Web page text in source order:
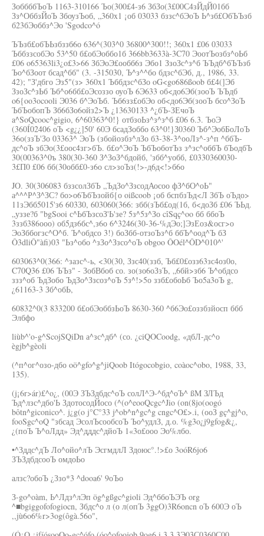
ЗоббббЪоЪ 1163-310166 Ъо(300£4-з6 ЗбЗо(3£00С4зЙдЙ01бб
Зз^ОббзЙоЪ ЗбоузЪоб, „360x1 ¡об 03033 бззс^бЭоЪ Ь^зб£ОбЪЪзб
б23бЭоббз^Эо 'Sgodco^ó
ЪЪзб£обЪЬзбззб6о 636^(303^0 36800^300!!; 360x1 £06 03033
ЪббззсобЭо 53^50 б£обЭоббо1б 366bb3633à-3C70 ЭоотЪозбз^оЬб
£06 o65363li3¿o£3>66 ЗбЭоЭ£ообб6з Эбо1 ЗзоЗс^з^б ЪЪдб^бЪЪзб
Ъо^бЗоот бсад^бб" (3. -315030, Ъ^з^^бо бдзс^бЭб, д., 1986, 33.
42); "З'дбго Эз5"(з> 360x1 Ъббдзс^бЗо oG<go686ßoob б£4(]Эб
ЗзоЗс^зЬб Ъб^о6бб£оЭсоззо оуоЪ 6Э633 об<до6Эб(зооЪ ЪЪдб
o6{oo3ocooli Э036 б^ЭоЪб. Ъб6зз£обЭо об<до6Эб(зооЪ бсо^ЗоЪ
ЪбЪобопЪ Зб6бЗо6ойз2>Ъ ¿13630133 ^¿бЪ-ЗЕчоЪ
a^SoQcooc^gigio, 6^60363^0!} отбзоЬз^з^з^б £06 6.3. ЪоЭ
(360Í02406 оЪ <g¿¿]50' 60Э бсадЗоббо 63^0!}З0360 Ъб^ЭобБоЛоЪ
36о(ззЪ'Зо 03363^ ЭоЪ (збойозбз^лЗо б3-38-3^ооЛз^-з^п ^ббЪ-
дс^оЪ збЭо(3£оос4зг>бЪ. б£о^ЭоЪ ЪбЪоботЪз з^зс^оббЪ бЪодбЪ
30(00363^0ъ 380(30-360 З^ЗоЗ^бдойб, 'збб^уобб, £0330360030-
3£П0 £06 бб(30обб£0-з6о сл>зоЪз(!>-д6д<!>б6о
JO. 30(306083 бззсолЗбЪ „ЪдЗо^ЗзсодАосоо фЗ^бО^оЬ"
а^^^Р^З^ЗС? бо>о6ЪбЪзойб{о oißcoob ¡об бспбзЪд<Л ЗбЪ оЪдо>
11зЭбб5015'з6 603З0, 603060(366: збб(зЪб£од(1б, б<доЗб £06 ЪЬд.
„уззе?б "bgSooi с^ЬбЪзсоЗ'Ь'зе? 5з^5з^Зо cîSqç^oo бб ббоЪ
3ззб386ооо) об5дз6бс^,з6о 6^3246(30-36-%дЭо;]ЭзЕоз&осг>о
ЭоЗббогзс^О^б. Ъ^обдсо 3!) боЗбб-отзоЪз^б ббЪ^оод^Ъ бЗ
Ô3dliÔ"àfi)03 "Ьз^обо ^зЗо^Ззсо^оЪ obgoo ÔOél^ÔD^010^'
603063^0(366: ^зазс^-ь, <30(30, Ззс40(ззб, Ъб£0£озз63зс4оз0о,
C70Q36 £06 ЪЪз" - ЗобВбоб со. зо(зо6оЗзЪ, „6бй>зб6 Ъ^обдсо
ззз^об ЪдЗобо ЪдЗо^Ззсоз^оЪ 5з^!>5о ззб£обоЬб Ъо5а3оЪ g,
¿61163-3 Зб^обЬ,
60832^0(3 833200 б£обЭоббзЬоЪ 8630-360 ^б6Эо£оззбзйосп ббб
Элбфо
liùb^'o-g^ScojSQiDn а^зс^дб^ (со. ¿ciQOCoodg, «дбЛ-дс^о
ègjb^gèoli
(^п^ог^озо-дбо oö^gfo^g^jiQoob Itógocobgio, coàoc^obo, 1988, 33,
135).
(j¡6r>ár)£^o¿, (00Э ЗЪЗдбдс^оЪ солЛ^Э-^бд^оЪ^ ßM ЗЛЪд
Ъд^лзс^дбо'Ь ЗдотосодЙосо (^(o^eooQcgc^Jio (on(8jo(oogó
bôtn^giconico^. j¿g(o j°C°33 j^ob^n^gc^g cngc^O£>.i, (ооЗ gç^gj^o,
fooSgc^oQ "збсад ЭсолЪсообсоЪ Ъо^удлЗ, д.о. %g3o¿j9gfog&¿,
¿(поЪ Ъ^оЛдд» Эд^дддс^дйоЪ 1«3о£ооо Эо%лбо.
•^Зддс^дЪ Ло^ойо^лЪ ЭсгмдлЛ Здоюс°.!>£о 3oóR6jo6
ЗЪЗдбдсооЪ омдоЬо
алзс?обоЪ ¿Ззо*3 ^dooa6' 9оЪо
З-go^oàm, Ь^Лдз^лЭп ög^gßgc^gioli Эд^ббоЪЭЪ org
^■bgiggofofogiocn, Збдс^о л (о л(опЪ 3ggO)3R6oncn оЪ 600Э оЪ
,,jù6o6%r>3og(ôgà.56o",